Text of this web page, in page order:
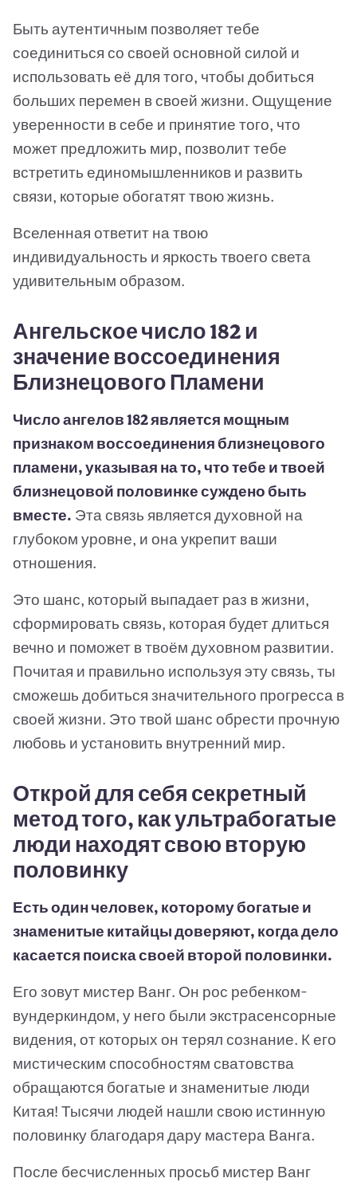
Быть аутентичным позволяет тебе
соединиться со своей основной силой и
использовать её для того, чтобы добиться
больших перемен в своей жизни. Ощущение
уверенности в себе и принятие того, что
может предложить мир, позволит тебе
встретить единомышленников и развить
связи, которые обогатят твою жизнь.
Вселенная ответит на твою
индивидуальность и яркость твоего света
удивительным образом.
Ангельское число 182 и
значение воссоединения
Близнецового Пламени
Число ангелов 182 является мощным
признаком воссоединения близнецового
пламени, указывая на то, что тебе и твоей
близнецовой половинке суждено быть
вместе. Эта связь является духовной на
глубоком уровне, и она укрепит ваши
отношения.
Это шанс, который выпадает раз в жизни,
сформировать связь, которая будет длиться
вечно и поможет в твоём духовном развитии.
Почитая и правильно используя эту связь, ты
сможешь добиться значительного прогресса в
своей жизни. Это твой шанс обрести прочную
любовь и установить внутренний мир.
Открой для себя секретный
метод того, как ультрабогатые
люди находят свою вторую
половинку
Есть один человек, которому богатые и
знаменитые китайцы доверяют, когда дело
касается поиска своей второй половинки.
Его зовут мистер Ванг. Он рос ребенком-
вундеркиндом, у него были экстрасенсорные
видения, от которых он терял сознание. К его
мистическим способностям сватовства
обращаются богатые и знаменитые люди
Китая! Тысячи людей нашли свою истинную
половинку благодаря дару мастера Ванга.
После бесчисленных просьб мистер Ванг